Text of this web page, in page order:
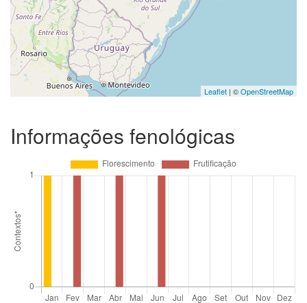
Leaflet | ©OpenStreetMap
Informações fenológicas